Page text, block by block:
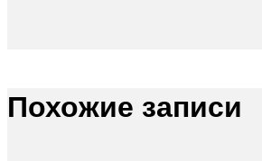
Похожие записи